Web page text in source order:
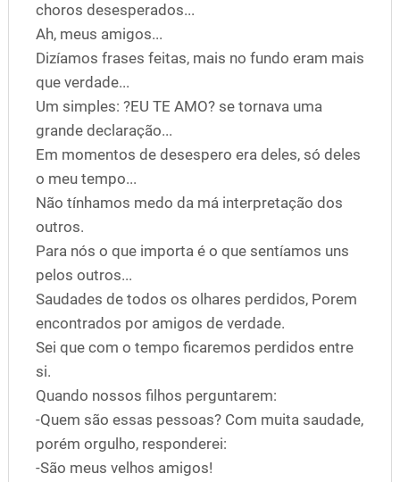
choros desesperados...
Ah, meus amigos...
Dizíamos frases feitas, mais no fundo eram mais
que verdade...
Um simples: ?EU TE AMO? se tornava uma
grande declaração...
Em momentos de desespero era deles, só deles
o meu tempo...
Não tínhamos medo da má interpretação dos
outros.
Para nós o que importa é o que sentíamos uns
pelos outros...
Saudades de todos os olhares perdidos, Porem
encontrados por amigos de verdade.
Sei que com o tempo ficaremos perdidos entre
si.
Quando nossos filhos perguntarem:
-Quem são essas pessoas? Com muita saudade,
porém orgulho, responderei:
-São meus velhos amigos!